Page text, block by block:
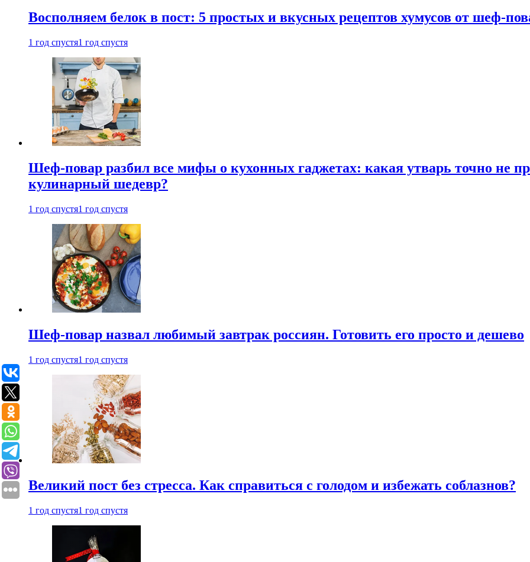
Восполняем белок в пост: 5 простых и вкусных рецептов хумусов от шеф-
1 год спустя1 год спустя
Шеф-повар разбил все мифы о кухонных гаджетах: какая утварь точно не
кулинарный шедевр?
1 год спустя1 год спустя
Шеф-повар назвал любимый завтрак россиян. Готовить его просто и дешево
1 год спустя1 год спустя
Великий пост без стресса. Как справиться с голодом и избежать соблазнов?
1 год спустя1 год спустя